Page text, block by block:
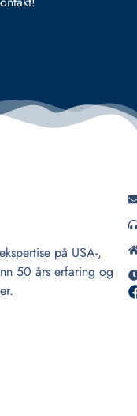
på USA-,
50 års erfaring og